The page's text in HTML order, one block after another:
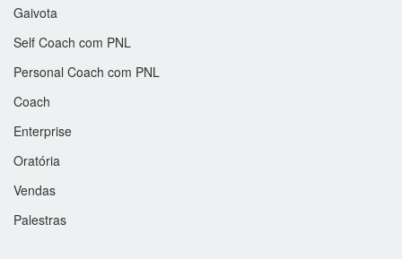
Gaivota
Self Coach com PNL
Personal Coach com PNL
Coach
Enterprise
Oratória
Vendas
Palestras